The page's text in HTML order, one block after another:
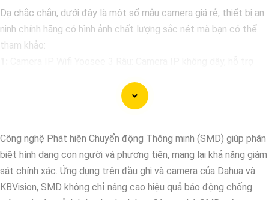
Dạ chắc chắn, dưới đây là một số mẫu camera giá rẻ, thiết bị an
ninh chính hãng có hình ảnh chất lượng sắc nét mà bạn có thể
tham khảo:
Camera Vantech VP-C2112CP: Camera dạng dome, chất
trong nhà hoặc ngoài trời.
🌈3:Camera Hikvision DS-2CE56C0T-IRP: Camera thân hồng
ngoại, chất lượng 1MP, có khả năng quan sát ban đêm tốt, sắc
nét.
Công nghệ Phát hiện Chuyển động Thông minh (SMD) giúp phân
biệt hình dạng con người và phương tiện, mang lại khả năng giám
sát chính xác. Ứng dụng trên đầu ghi và camera của Dahua và
KBVision, SMD không chỉ nâng cao hiệu quả báo động chống